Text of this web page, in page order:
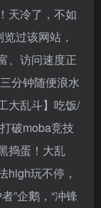
天冷了，不如
过该网站，
、访问速度正
分钟随便浪水
大乱斗】吃饭/
破moba竞技
捣蛋！大乱
high玩不停，
”企鹅，“冲锋